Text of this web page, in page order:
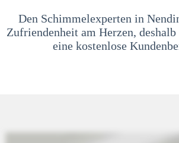
Den Schimmelexperten in
Zufriendenheit am Herzen,
eine kostenlose